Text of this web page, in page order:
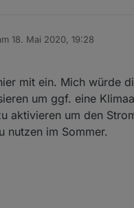
Control: Stand 04.10.2020
18. Mai 2020, 19:28
von
mit ein. Mich würde
um ggf. eine
aktivieren um den
nutzen im Sommer.